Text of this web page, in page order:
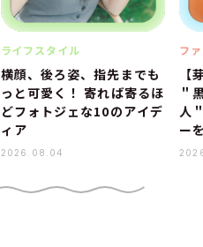
ライフスタイル
横顔、後ろ姿、指先までも
っと可愛く！ 寄れば寄るほ
どフォトジェな10のアイデ
ィア
2026.08.04
フ
【
＂
人
ー